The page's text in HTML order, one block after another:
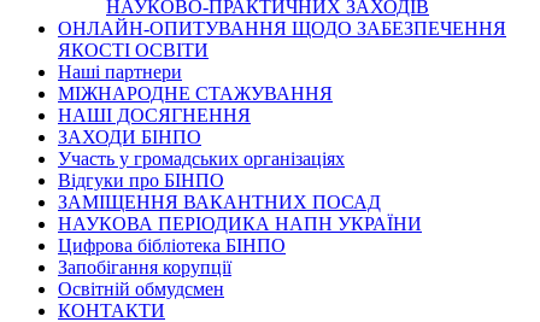
НАУКОВО-ПРАКТИЧНИХ ЗАХОДІВ
ОНЛАЙН-ОПИТУВАННЯ ЩОДО ЗАБЕЗПЕЧЕННЯ
ЯКОСТІ ОСВІТИ
Наші партнери
МІЖНАРОДНЕ СТАЖУВАННЯ
НАШІ ДОСЯГНЕННЯ
ЗАХОДИ БІНПО
Участь у громадських організаціях
Відгуки про БІНПО
ЗАМІЩЕННЯ ВАКАНТНИХ ПОСАД
НАУКОВА ПЕРІОДИКА НАПН УКРАЇНИ
Цифрова бібліотека БІНПО
Запобігання корупції
Освітній обмудсмен
КОНТАКТИ